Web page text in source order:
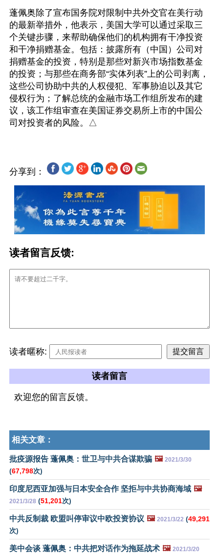
蓬佩奥除了宣布国务院对限制中共外交官在美行动
的最新举措外，他表示，美国大学可以通过采取三
个关键步骤，来帮助确保他们的机构拥有干净投资
和干净捐赠基金。包括：披露所有（中国）公司对
捐赠基金的投资，特别是那些对新兴市场指数基金
的投资；与那些在商务部“实体列表”上的公司剥离，
这些公司协助中共的人权侵犯、军事胁迫以及其它
侵权行为；了解总统的金融市场工作组所发布的建
议，该工作组审查在美国证券交易所上市的中国公
分享到：
读者留言反馈:
读者暱称:
读者留言
欢迎您的留言反馈。
相关文章：
批疫源报告 蓬佩奥：世卫与中共合谋欺骗 🖼️ 2021/3/30
(67,798次)
印度尼西亚加强与日本安全合作 坚拒与中共协商海域 🖼️
2021/3/28 (51,201次)
中共反制裁 欧盟叫停审议中欧投资协议 🖼️ 2021/3/22 (49,291
次)
美中会谈 蓬佩奥：中共把对话作为拖延战术 🖼️ 2021/3/20